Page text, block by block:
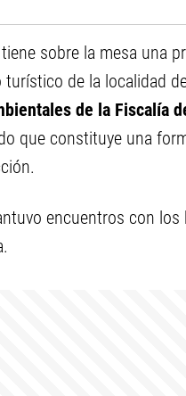
tiene sobre la mesa una
de la localidad
de la Fiscalía
que constituye una
encuentros con los